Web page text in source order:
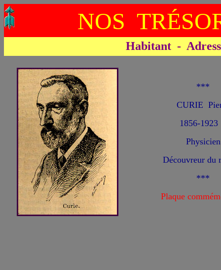
NOS
Habitant -
***
CURIE
1856-1923
Physicien
Découvreur du
***
Plaque